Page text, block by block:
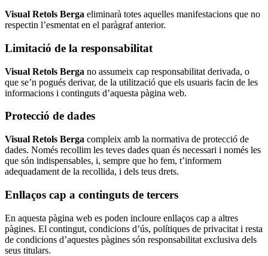
Visual Retols Berga eliminarà totes aquelles manifestacions que no
respectin l’esmentat en el paràgraf anterior.
Limitació de la responsabilitat
Visual Retols Berga no assumeix cap responsabilitat derivada, o
que se’n pogués derivar, de la utilització que els usuaris facin de les
informacions i continguts d’aquesta pàgina web.
Protecció de dades
Visual Retols Berga compleix amb la normativa de protecció de
dades. Només recollim les teves dades quan és necessari i només les
que són indispensables, i, sempre que ho fem, t’informem
adequadament de la recollida, i dels teus drets.
Enllaços cap a continguts de tercers
En aquesta pàgina web es poden incloure enllaços cap a altres
pàgines. El contingut, condicions d’ús, polítiques de privacitat i resta
de condicions d’aquestes pàgines són responsabilitat exclusiva dels
seus titulars.